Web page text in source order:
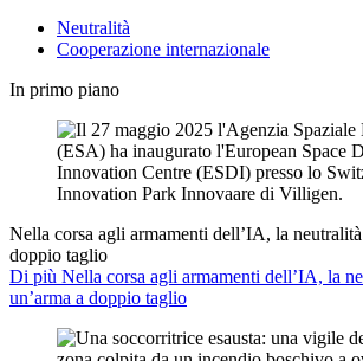
Neutralità
Cooperazione internazionale
In primo piano
Nella corsa agli armamenti dell’IA, la neutralità
doppio taglio
Di più Nella corsa agli armamenti dell’IA, la
un’arma a doppio taglio